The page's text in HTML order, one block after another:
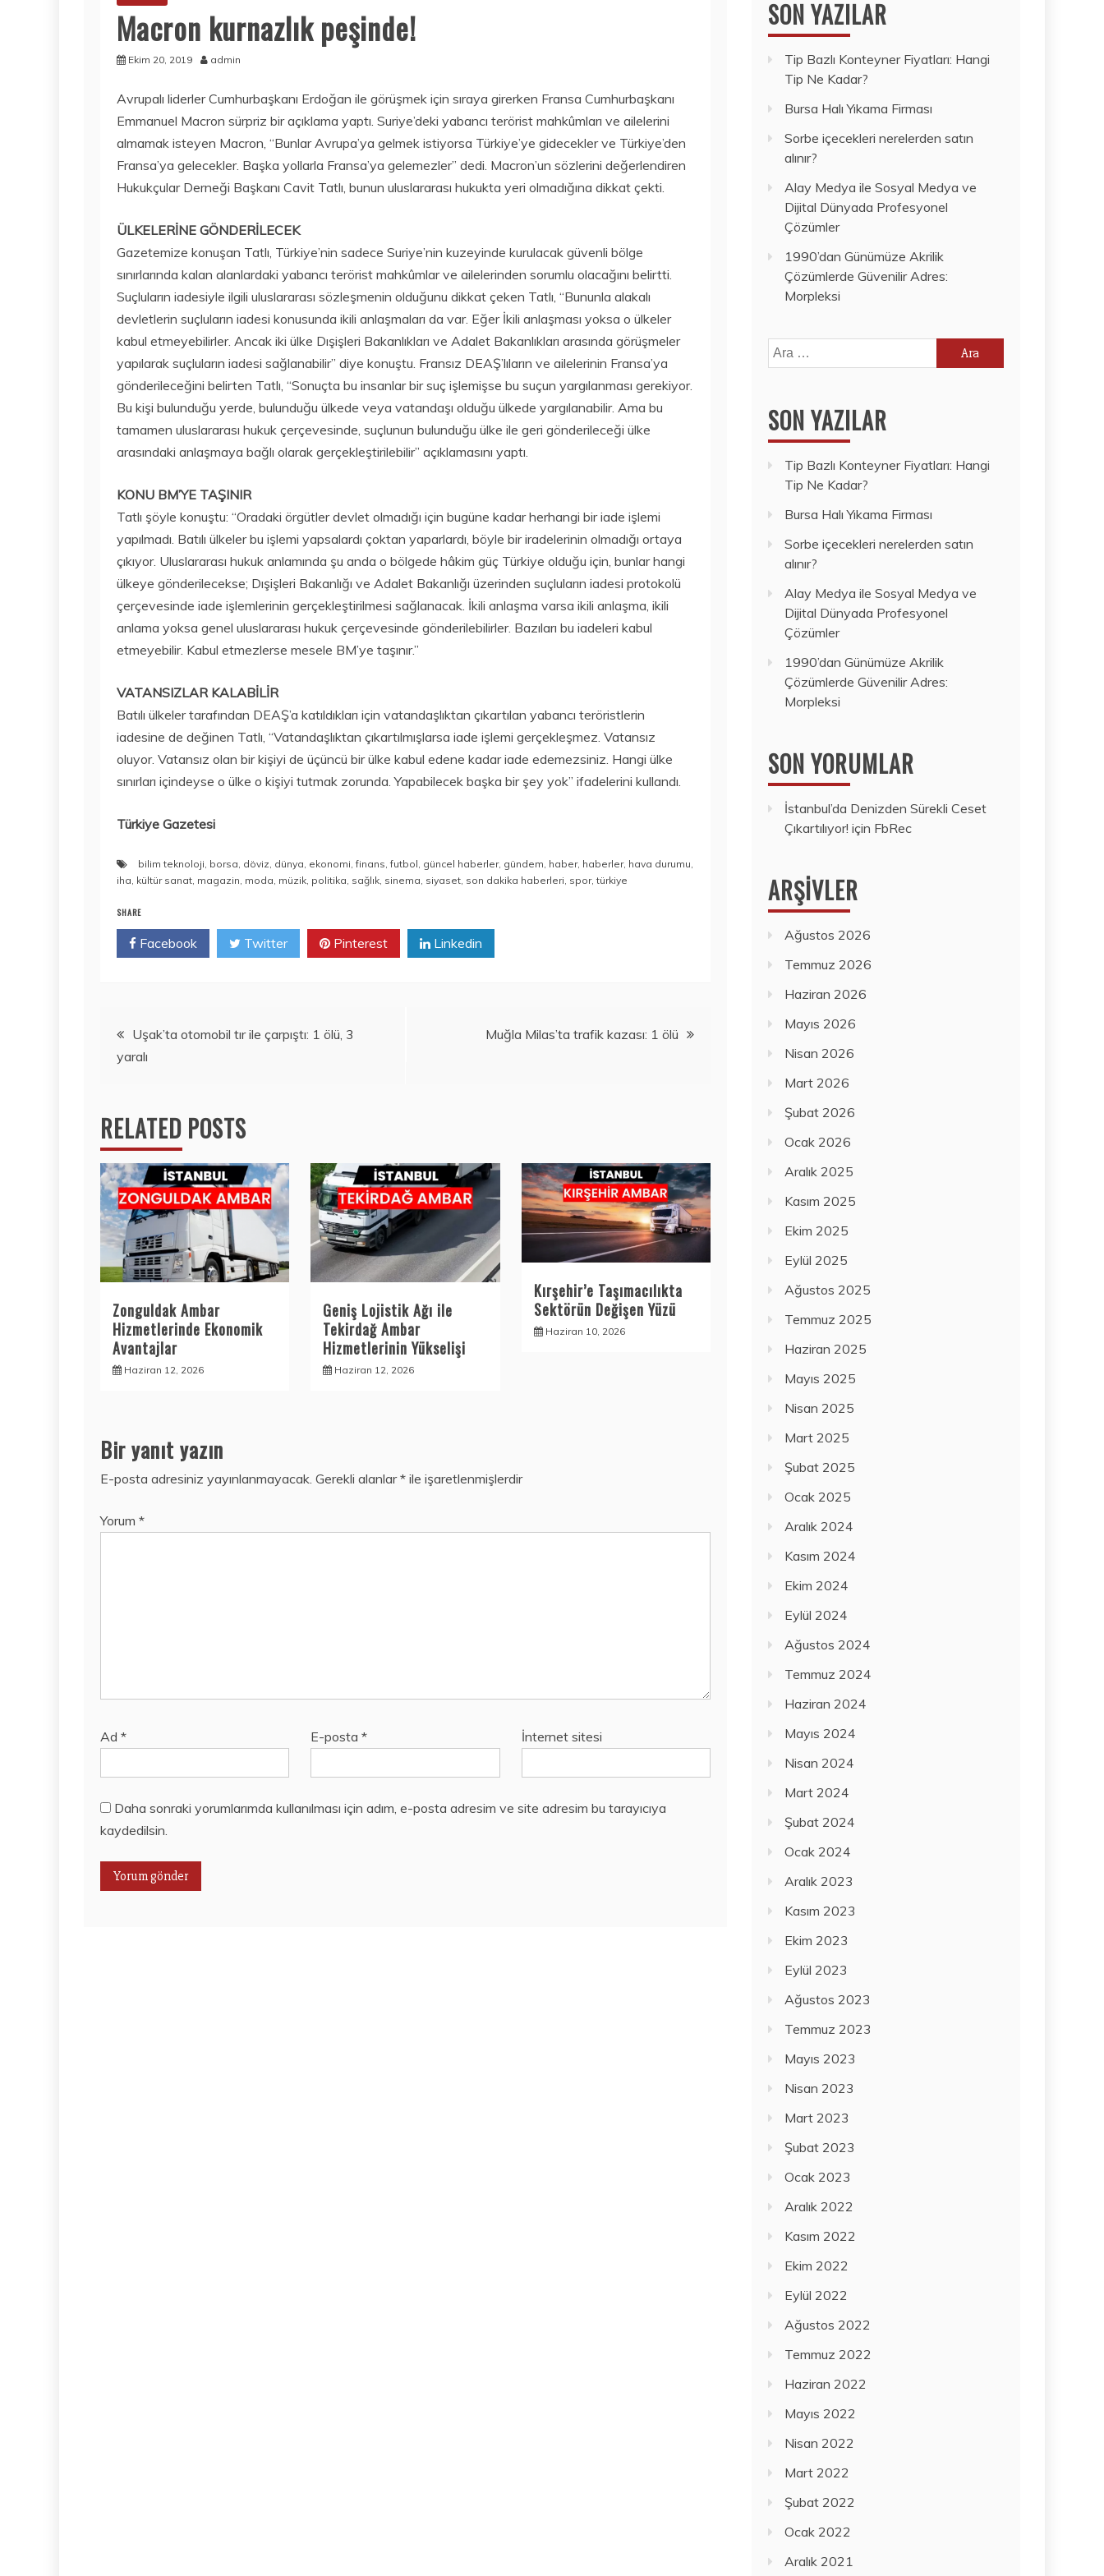
Macron kurnazlık peşinde!
Ekim 20, 2019 admin
Avrupalı liderler Cumhurbaşkanı Erdoğan ile görüşmek için sıraya girerken Fransa Cumhurbaşkanı
Emmanuel Macron sürpriz bir açıklama yaptı. Suriye’deki yabancı terörist mahkûmları ve ailelerini
almamak isteyen Macron, “Bunlar Avrupa’ya gelmek istiyorsa Türkiye’ye gidecekler ve Türkiye’den
Fransa’ya gelecekler. Başka yollarla Fransa’ya gelemezler” dedi. Macron’un sözlerini değerlendiren
Hukukçular Derneği Başkanı Cavit Tatlı, bunun uluslararası hukukta yeri olmadığına dikkat çekti.
ÜLKELERİNE GÖNDERİLECEK
Gazetemize konuşan Tatlı, Türkiye’nin sadece Suriye’nin kuzeyinde kurulacak güvenli bölge
sınırlarında kalan alanlardaki yabancı terörist mahkûmlar ve ailelerinden sorumlu olacağını belirtti.
Suçluların iadesiyle ilgili uluslararası sözleşmenin olduğunu dikkat çeken Tatlı, “Bununla alakalı
devletlerin suçluların iadesi konusunda ikili anlaşmaları da var. Eğer İkili anlaşması yoksa o ülkeler
kabul etmeyebilirler. Ancak iki ülke Dışişleri Bakanlıkları ve Adalet Bakanlıkları arasında görüşmeler
yapılarak suçluların iadesi sağlanabilir” diye konuştu. Fransız DEAŞ’lıların ve ailelerinin Fransa’ya
gönderileceğini belirten Tatlı, “Sonuçta bu insanlar bir suç işlemişse bu suçun yargılanması gerekiyor.
Bu kişi bulunduğu yerde, bulunduğu ülkede veya vatandaşı olduğu ülkede yargılanabilir. Ama bu
tamamen uluslararası hukuk çerçevesinde, suçlunun bulunduğu ülke ile geri gönderileceği ülke
arasındaki anlaşmaya bağlı olarak gerçekleştirilebilir” açıklamasını yaptı.
KONU BM’YE TAŞINIR
Tatlı şöyle konuştu: “Oradaki örgütler devlet olmadığı için bugüne kadar herhangi bir iade işlemi
yapılmadı. Batılı ülkeler bu işlemi yapsalardı çoktan yaparlardı, böyle bir iradelerinin olmadığı ortaya
çıkıyor. Uluslararası hukuk anlamında şu anda o bölgede hâkim güç Türkiye olduğu için, bunlar hangi
ülkeye gönderilecekse; Dışişleri Bakanlığı ve Adalet Bakanlığı üzerinden suçluların iadesi protokolü
çerçevesinde iade işlemlerinin gerçekleştirilmesi sağlanacak. İkili anlaşma varsa ikili anlaşma, ikili
anlama yoksa genel uluslararası hukuk çerçevesinde gönderilebilirler. Bazıları bu iadeleri kabul
etmeyebilir. Kabul etmezlerse mesele BM’ye taşınır.”
VATANSIZLAR KALABİLİR
Batılı ülkeler tarafından DEAŞ’a katıldıkları için vatandaşlıktan çıkartılan yabancı teröristlerin
iadesine de değinen Tatlı, “Vatandaşlıktan çıkartılmışlarsa iade işlemi gerçekleşmez. Vatansız
oluyor. Vatansız olan bir kişiyi de üçüncü bir ülke kabul edene kadar iade edemezsiniz. Hangi ülke
sınırları içindeyse o ülke o kişiyi tutmak zorunda. Yapabilecek başka bir şey yok” ifadelerini kullandı.
Türkiye Gazetesi
bilim teknoloji, borsa, döviz, dünya, ekonomi,finans,futbol, güncel haberler, gündem, haber, haberler, hava durumu,
iha, kültür sanat, magazin, moda, müzik, politika, sağlık, sinema, siyaset, son dakika haberleri, spor,türkiye
SHARE
Facebook Twitter Pinterest Linkedin
Yazı
gezinmesi
Uşak’ta otomobil tır ile çarpıştı: 1 ölü, 3
yaralı
Muğla Milas’ta trafik kazası: 1 ölü
RELATED POSTS
Zonguldak Ambar
Hizmetlerinde Ekonomik
Avantajlar
Haziran 12, 2026
Geniş Lojistik Ağı ile
Tekirdağ Ambar
Hizmetlerinin Yükselişi
Haziran 12, 2026
Kırşehir’e Taşımacılıkta
Sektörün Değişen Yüzü
Haziran 10, 2026
Bir yanıt yazın
E-posta adresiniz yayınlanmayacak. Gerekli alanlar* ile işaretlenmişlerdir
Yorum *
Ad * E-posta* İnternet sitesi
Daha sonraki yorumlarımda kullanılması için adım, e-posta adresim ve site adresim bu tarayıcıya
kaydedilsin.
SON YAZILAR
Tip Bazlı Konteyner Fiyatları: Hangi
Tip Ne Kadar?
Bursa Halı Yıkama Firması
Sorbe içecekleri nerelerden satın
alınır?
Alay Medya ile Sosyal Medya ve
Dijital Dünyada Profesyonel
Çözümler
1990’dan Günümüze Akrilik
Çözümlerde Güvenilir Adres:
Morpleksi
Arama:
SON YAZILAR
Tip Bazlı Konteyner Fiyatları: Hangi
Tip Ne Kadar?
Bursa Halı Yıkama Firması
Sorbe içecekleri nerelerden satın
alınır?
Alay Medya ile Sosyal Medya ve
Dijital Dünyada Profesyonel
Çözümler
1990’dan Günümüze Akrilik
Çözümlerde Güvenilir Adres:
Morpleksi
SON YORUMLAR
İstanbul’da Denizden Sürekli Ceset
Çıkartılıyor! için FbRec
ARŞIVLER
Ağustos 2026
Temmuz 2026
Haziran 2026
Mayıs 2026
Nisan 2026
Mart 2026
Şubat 2026
Ocak 2026
Aralık 2025
Kasım 2025
Ekim 2025
Eylül 2025
Ağustos 2025
Temmuz 2025
Haziran 2025
Mayıs 2025
Nisan 2025
Mart 2025
Şubat 2025
Ocak 2025
Aralık 2024
Kasım 2024
Ekim 2024
Eylül 2024
Ağustos 2024
Temmuz 2024
Haziran 2024
Mayıs 2024
Nisan 2024
Mart 2024
Şubat 2024
Ocak 2024
Aralık 2023
Kasım 2023
Ekim 2023
Eylül 2023
Ağustos 2023
Temmuz 2023
Mayıs 2023
Nisan 2023
Mart 2023
Şubat 2023
Ocak 2023
Aralık 2022
Kasım 2022
Ekim 2022
Eylül 2022
Ağustos 2022
Temmuz 2022
Haziran 2022
Mayıs 2022
Nisan 2022
Mart 2022
Şubat 2022
Ocak 2022
Aralık 2021